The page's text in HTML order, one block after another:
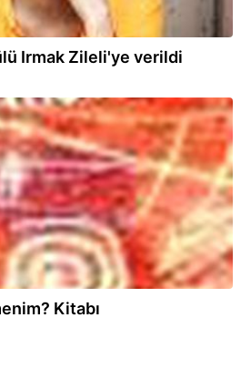
Irmak Zileli'ye verildi
Kitabı